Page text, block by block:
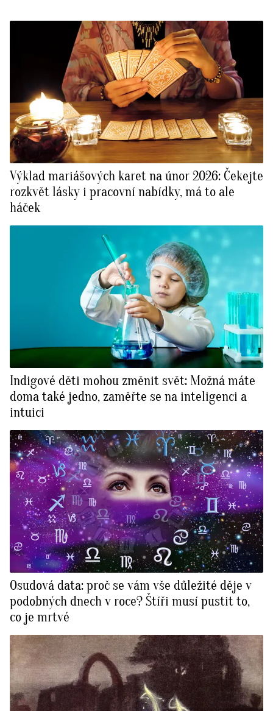
Výklad mariášových karet na únor 2026: Čekejte
rozkvět lásky i pracovní nabídky, má to ale
háček
Indigové děti mohou změnit svět: Možná máte
doma také jedno, zaměřte se na inteligenci a
intuici
Osudová data: proč se vám vše důležité děje v
podobných dnech v roce? Štíři musí pustit to,
co je mrtvé